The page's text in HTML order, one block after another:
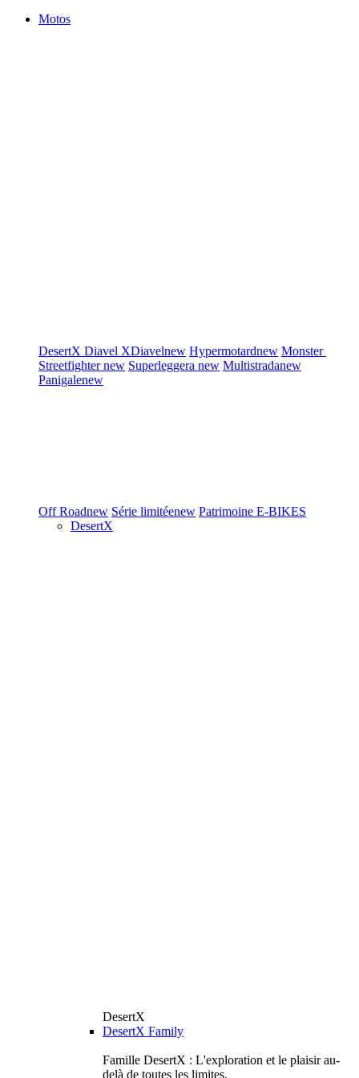
Motos
DesertX Diavel XDiavelnew Hypermotardnew Monster
Streetfighternew Superleggera new Multistradanew
Panigalenew
Off Roadnew Série limitéenew Patrimoine E-BIKES
DesertX
DesertX
DesertX Family
Famille DesertX : L'exploration et le plaisir au-
delà de toutes les limites.